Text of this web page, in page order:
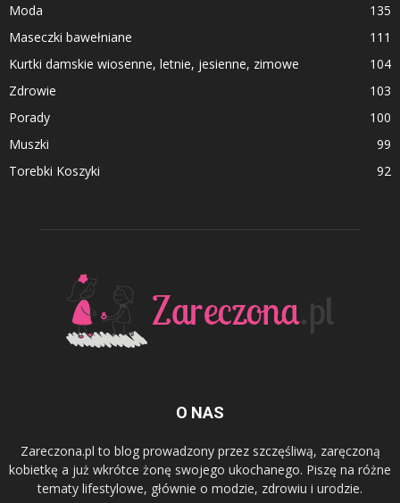
Moda
135
Maseczki bawełniane
111
Kurtki damskie wiosenne, letnie, jesienne, zimowe
104
Zdrowie
103
Porady
100
Muszki
99
Torebki Koszyki
92
O NAS
Zareczona.pl to blog prowadzony przez szczęśliwą, zaręczoną
kobietkę a już wkrótce żonę swojego ukochanego. Piszę na różne
tematy lifestylowe, głównie o modzie, zdrowiu i urodzie.